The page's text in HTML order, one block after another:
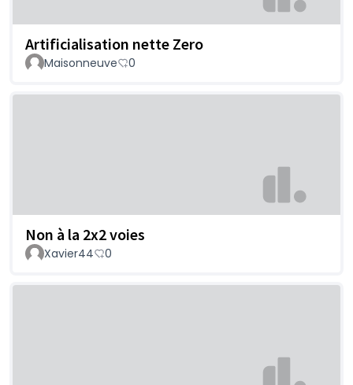
Artificialisation nette Zero
Maisonneuve 0
Non à la 2x2 voies
Xavier44 0